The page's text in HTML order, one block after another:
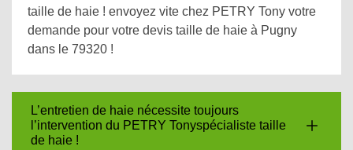
taille de haie ! envoyez vite chez PETRY Tony votre
demande pour votre devis taille de haie à Pugny
dans le 79320 !
L’entretien de haie nécessite toujours
l’intervention du PETRY Tonyspécialiste taille
de haie !